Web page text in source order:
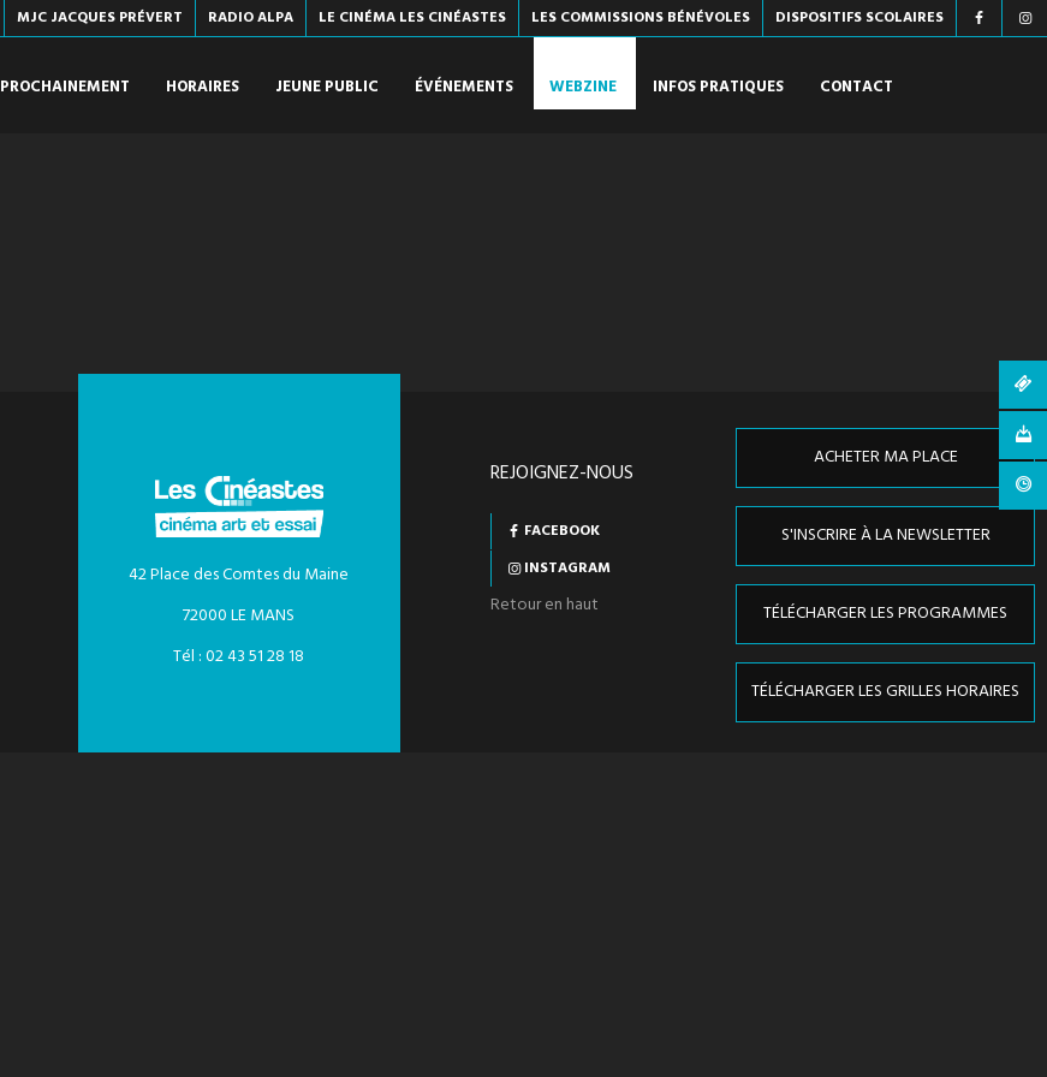
MJC JACQUES PRÉVERT RADIO ALPA LE CINÉMA LES CINÉASTES LES COMMISSIONS BÉNÉVOLES DISPOSITIFS SCOLAIRES
PROCHAINEMENT HORAIRES JEUNE PUBLIC ÉVÉNEMENTS WEBZINE INFOS PRATIQUES CONTACT
42 Place des Comtes du Maine
72000 LE MANS
Tél : 02 43 51 28 18
REJOIGNEZ-NOUS
FACEBOOK
INSTAGRAM
Retour en haut
ACHETER MA PLACE
S'INSCRIRE À LA NEWSLETTER
TÉLÉCHARGER LES PROGRAMMES
TÉLÉCHARGER LES GRILLES HORAIRES